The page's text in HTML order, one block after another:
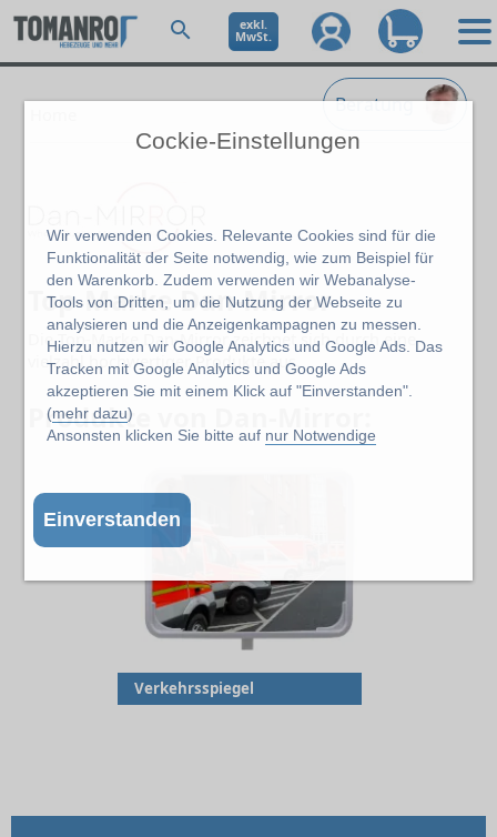
Cockie-Einstellungen
Wir verwenden Cookies. Relevante Cookies sind für die
Funktionalität der Seite notwendig, wie zum Beispiel für
den Warenkorb. Zudem verwenden wir Webanalyse-
Tools von Dritten, um die Nutzung der Webseite zu
analysieren und die Anzeigenkampagnen zu messen.
Hierzu nutzen wir Google Analytics und Google Ads. Das
Tracken mit Google Analytics und Google Ads
akzeptieren Sie mit einem Klick auf "Einverstanden".
(mehr dazu)
Ansonsten klicken Sie bitte auf nur Notwendige
Einverstanden
exkl.
MwSt.
Beratung
Top-Marke Dan-Mirror
Die Top-Marke Dan-Mirror zeichnet sich durch eine
vielzahl hochwertiger Produkte aus.
Produkte von Dan-Mirror:
Verkehrsspiegel